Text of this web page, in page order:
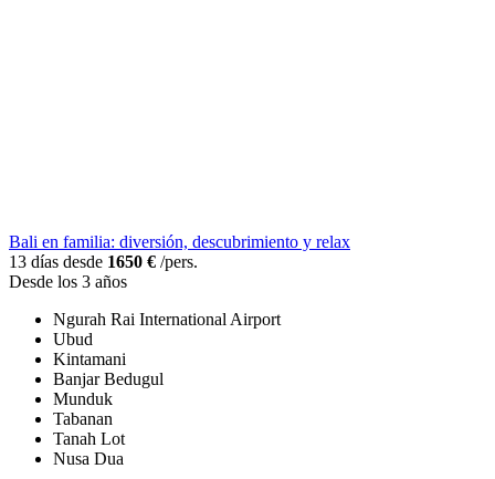
Bali en familia: diversión, descubrimiento y relax
13 días desde 1650 € /pers.
Desde los 3 años
Ngurah Rai International Airport
Ubud
Kintamani
Banjar Bedugul
Munduk
Tabanan
Tanah Lot
Nusa Dua